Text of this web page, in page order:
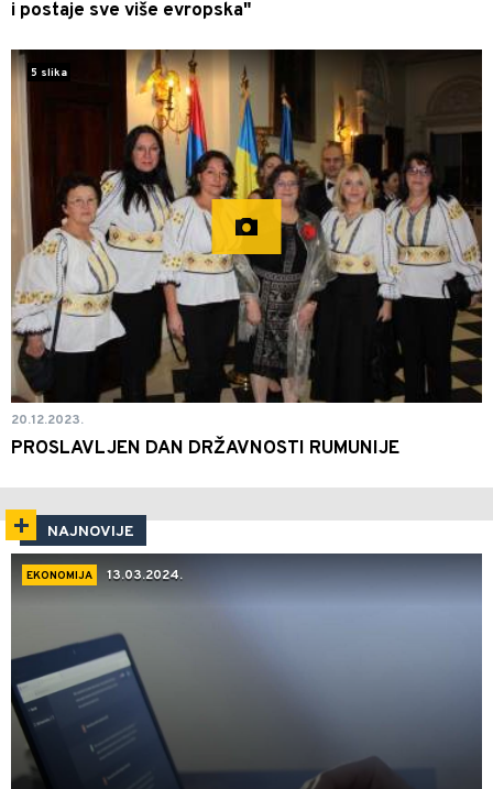
i postaje sve više evropska"
20.12.2023.
PROSLAVLJEN DAN DRŽAVNOSTI RUMUNIJE
5 slika
NAJNOVIJE
EKONOMIJA 13.03.2024.